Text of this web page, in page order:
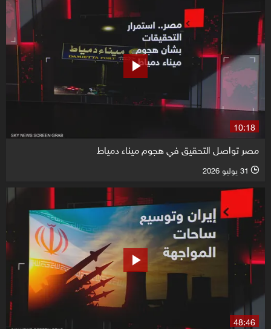
10:18
مصر تواصل التحقيق في هجوم ميناء دمياط
l 31 يوليو 2026
48:46